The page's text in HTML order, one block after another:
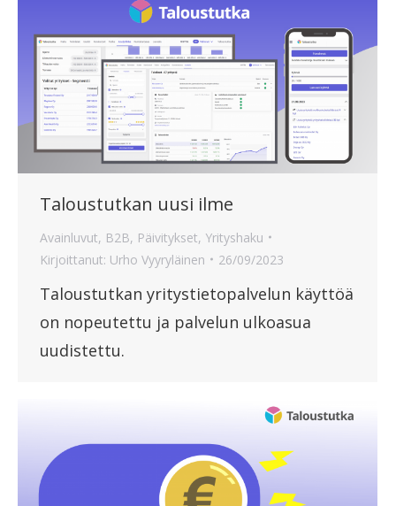
Taloustutkan uusi ilme
Avainluvut, B2B, Päivitykset, Yrityshaku
Kirjoittanut: Urho Vyyryläinen 26/09/2023
Taloustutkan yritystietopalvelun käyttöä
on nopeutettu ja palvelun ulkoasua
uudistettu.